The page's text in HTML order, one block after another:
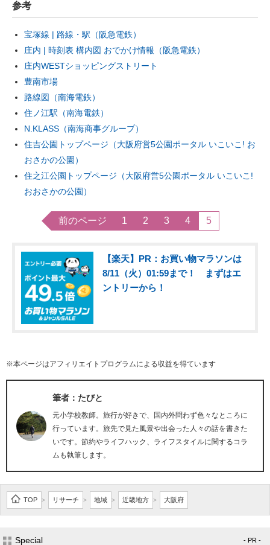
参考
宝塚線 | 路線・駅（阪急電鉄）
庄内 | 時刻表 構内図 おでかけ情報（阪急電鉄）
庄内WESTショッピングストリート
豊南市場
路線図（南海電鉄）
住ノ江駅（南海電鉄）
N.KLASS（南海商事グループ）
住吉公園トップページ（大阪府営5公園ポータル いこいこ! お
おさかの公園）
住之江公園トップページ（大阪府営5公園ポータル いこいこ!
おおさかの公園）
前のページ 1 2 3 4 5
【楽天】PR：お買い物マラソンは
8/11（火）01:59まで！ まずはエ
ントリーから！
※本ページはアフィリエイトプログラムによる収益を得ています
筆者：たびと
元小学校教師。旅行が好きで、国内外問わず色々なところに
行っています。旅先で見た風景や出会った人々の話を書きた
いです。節約やライフハック、ライフスタイルに関するコラ
ムも執筆します。
TOP > リサーチ > 地域 > 近畿地方 > 大阪府
Special - PR -